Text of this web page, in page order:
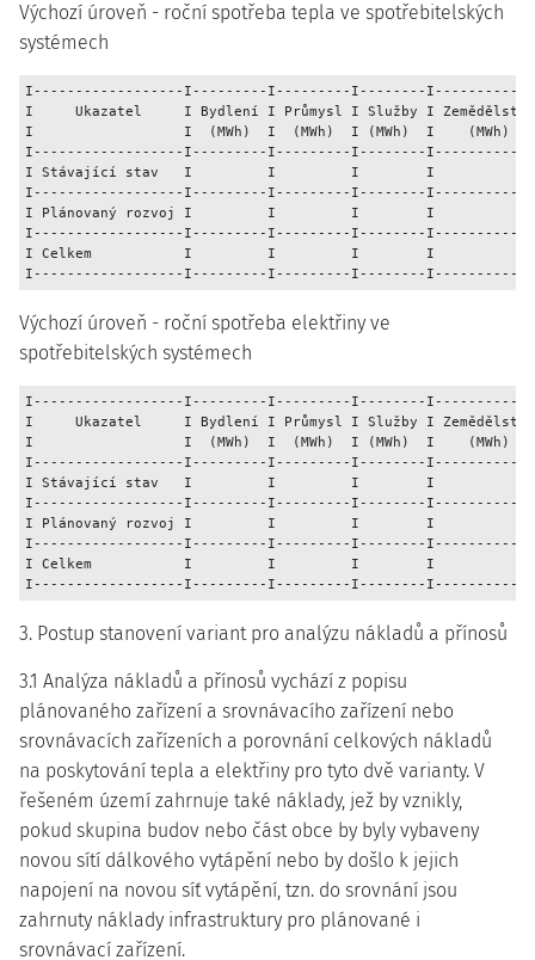
Výchozí úroveň - roční spotřeba tepla ve spotřebitelských
systémech
I------------------I---------I---------I--------
I     Ukazatel     I Bydlení I Průmysl I Služby I
I                  I  (MWh)  I  (MWh)  I (MWh)  I    (MWh)
I------------------I---------I---------I--------
I Stávající stav   I         I         I        I
I------------------I---------I---------I--------
I Plánovaný rozvoj I         I         I        I
I------------------I---------I---------I--------
I Celkem           I         I         I        I
Výchozí úroveň - roční spotřeba elektřiny ve
spotřebitelských systémech
I------------------I---------I---------I--------
I     Ukazatel     I Bydlení I Průmysl I Služby I
I                  I  (MWh)  I  (MWh)  I (MWh)  I    (MWh)
I------------------I---------I---------I--------
I Stávající stav   I         I         I        I
I------------------I---------I---------I--------
I Plánovaný rozvoj I         I         I        I
I------------------I---------I---------I--------
I Celkem           I         I         I        I
3. Postup stanovení variant pro analýzu nákladů a přínosů
3.1 Analýza nákladů a přínosů vychází z popisu
plánovaného zařízení a srovnávacího zařízení nebo
srovnávacích zařízeních a porovnání celkových nákladů
na poskytování tepla a elektřiny pro tyto dvě varianty. V
řešeném území zahrnuje také náklady, jež by vznikly,
pokud skupina budov nebo část obce by byly vybaveny
novou sítí dálkového vytápění nebo by došlo k jejich
napojení na novou síť vytápění, tzn. do srovnání jsou
zahrnuty náklady infrastruktury pro plánované i
srovnávací zařízení.